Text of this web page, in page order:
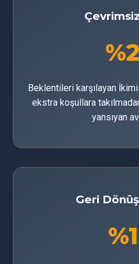
Beklentileri karşılayan
ekstra koşullara
yansıyan
Geri